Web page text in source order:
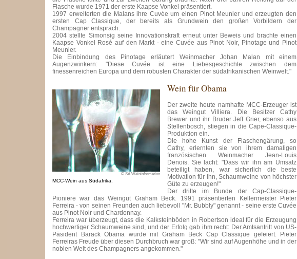
Flasche wurde 1971 der erste Kaapse Vonkel präsentiert.
1997 erweiterten die Malans ihre Cuvée um einen Pinot Meunier und erzeugten den
ersten Cap Classique, der bereits als Grundwein den großen Vorbildern der
Champagner entsprach.
2004 stellte Simonsig seine Innovationskraft erneut unter Beweis und brachte einen
Kaapse Vonkel Rosé auf den Markt - eine Cuvée aus Pinot Noir, Pinotage und Pinot
Meunier.
Die Einbindung des Pinotage erläutert Weinmacher Johan Malan mit einem
Augenzwinkern: "Diese Cuvée ist eine Liebesgeschichte zwischen dem
finessenreichen Europa und dem robusten Charakter der südafrikanischen Weinwelt."
© SA Weininformation
MCC-Wein aus Südafrika.
Wein für Obama
Der zweite heute namhafte MCC-Erzeuger ist
das Weingut Villiera. Die Besitzer Cathy
Brewer und ihr Bruder Jeff Grier, ebenso aus
Stellenbosch, stiegen in die Cape-Classique-
Produktion ein.
Die hohe Kunst der Flaschengärung, so
Cathy, erlernten sie von ihrem damaligen
französischen Weinmacher Jean-Louis
Denois. Sie lacht: "Dass wir ihn am Umsatz
beteiligt haben, war sicherlich die beste
Motivation für ihn, Schaumweine von höchster
Güte zu erzeugen!"
Der dritte im Bunde der Cap-Classique-
Pioniere war das Weingut Graham Beck. 1991 präsentierten Kellermeister Pieter
Ferreira - von seinen Freunden auch liebevoll "Mr. Bubbly" genannt - seine erste Cuvée
aus Pinot Noir und Chardonnay.
Ferreira war überzeugt, dass die Kalksteinböden in Robertson ideal für die Erzeugung
hochwertiger Schaumweine sind, und der Erfolg gab ihm recht: Der Amtsantritt von US-
Päsident Barack Obama wurde mit Graham Beck Cap Classique gefeiert. Pieter
Ferreiras Freude über diesen Durchbruch war groß: "Wir sind auf Augenhöhe und in der
noblen Welt des Champagners angekommen."